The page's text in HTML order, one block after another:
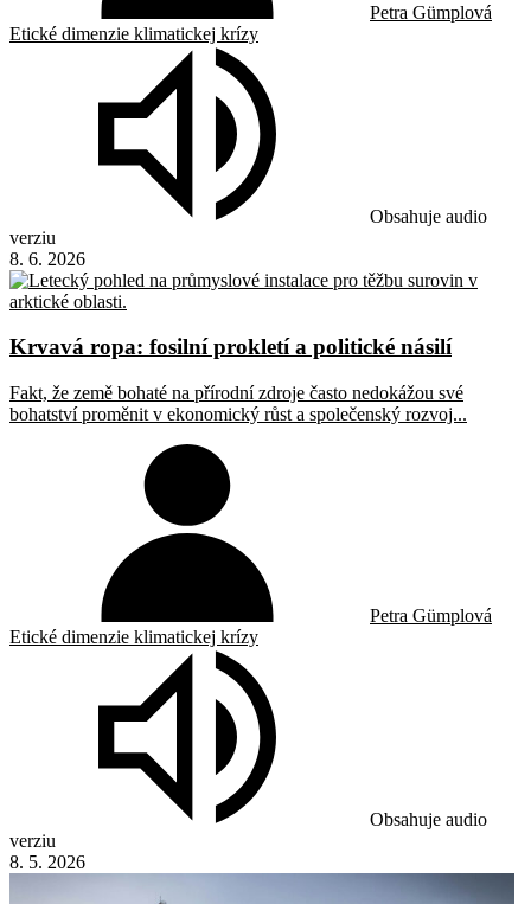
Petra Gümplová
Etické dimenzie klimatickej krízy
Obsahuje audio
verziu
8. 6. 2026
Krvavá ropa: fosilní prokletí a politické násilí
Fakt, že země bohaté na přírodní zdroje často nedokážou své
bohatství proměnit v ekonomický růst a společenský rozvoj...
Petra Gümplová
Etické dimenzie klimatickej krízy
Obsahuje audio
verziu
8. 5. 2026